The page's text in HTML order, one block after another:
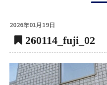
2026年01月19日
260114_fuji_02